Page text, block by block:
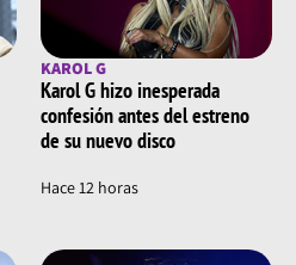
KAROL G
Karol G hizo inesperada
confesión antes del estreno
de su nuevo disco
Hace 12 horas